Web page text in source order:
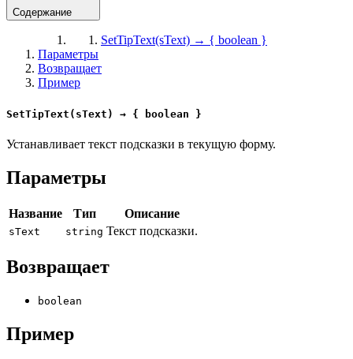
Содержание
SetTipText(sText) → { boolean }
Параметры
Возвращает
Пример
SetTipText(sText) → { boolean }
Устанавливает текст подсказки в текущую форму.
Параметры
Название Тип Описание
sText string Текст подсказки.
Возвращает
boolean
Пример